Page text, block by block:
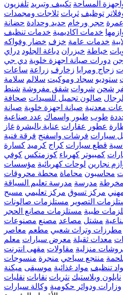
المساحة تكييف وتبريد تلفزيون
توظيف ثريات ثلاجات ومجمدات
حجر ورخام حديد وحدادة حضانة
خدمات اكاديمية خدمات تنظيف
خدمات عامة خزف خضار وفواكه
خياطة خيزران دباغة الجلود دراي
دورات صيانة اجهزة خلوية دي جي
زجاج ومرايا زخارف زراعة ساعات
ستوديو سجاد وموكيت سلالم سلامة
شحن شروات شقق مفروشة شنط
صالون تجميل للسيدات صحافة
معدنية صيانة اجهزة خلوية صيانة
طوب طيور واسماك عدد صناعية
عطور عقارات عناية بالبشرة غاز
سيارات فرشات واسفنج فرقة فنية
قطع سيارات كراج كرميد كسارة
كمبيوتر كهرباء كوزمتكس كوفي
نجارين لوحات كهربائية مؤسسات
محاسبون محاماة محطة محروقات
مخرطة مدرسة مدرسة تعليم السياقة
مركز تسوق مركز تعليمي مسبح
التصوير مستلزمات صالونات
طبية مستلزمات مصانع الحجر
مشتل مصاعد مصنع مصنوعات
مطرزات وتراث شعبي مطعم معاصر
معدات ثقيلة معرض سيارات معلم
منزلية مقاولات مقهى انترنت
منتجع سياحي منجرة منسوجات
تنظيف مواد غذائية موسيقى ميكنة
نايلون وبلاستيك نثريات نقابات نقليات
وزارات ودوائر حكومية وكالة سيارات